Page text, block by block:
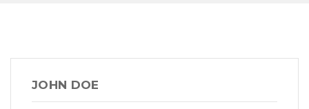
JOHN DOE